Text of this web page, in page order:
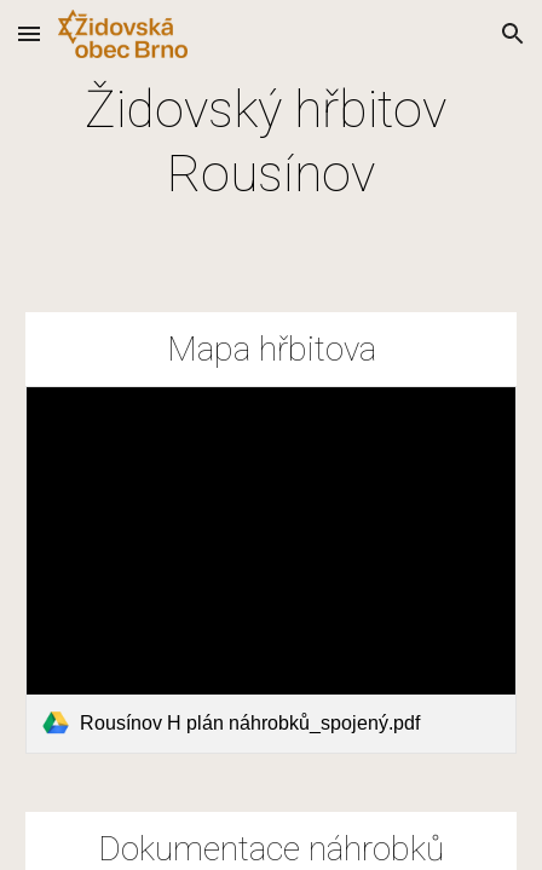
Skip to main content Skip to navigation
Židovský hřbitov
Rousínov
Mapa hřbitova
Rousínov H plán náhrobků_spojený.pdf
Dokumentace náhrobků